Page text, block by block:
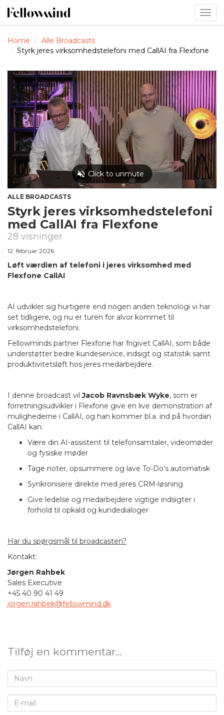
Home
Alle Broadcasts
Styrk jeres virksomhedstelefoni med CallAI fra Flexfone
ALLE BROADCASTS
Styrk jeres virksomhedstelefoni
med CallAI fra Flexfone
28 visninger
12. februar 2026
Løft værdien af telefoni i jeres virksomhed med
Flexfone CallAI
AI udvikler sig hurtigere end nogen anden teknologi vi har
set tidligere, og nu er turen for alvor kommet til
virksomhedstelefoni.
Fellowminds partner Flexfone har frigivet CallAI, som både
understøtter bedre kundeservice, indsigt og statistik samt
produktivitetsløft hos jeres medarbejdere.
I denne broadcast vilJacob Ravnsbæk Wyke, som er
forretningsudvikler i Flexfone give en live demonstration af
mulighederne i CallAI, og han kommer bl.a. ind på hvordan
CallAI kan:
Være din AI-assistent til telefonsamtaler, videomøder
og fysiske møder
Tage noter, opsummere og lave To-Do’s automatisk
Synkronisere direkte med jeres CRM-løsning
Give ledelse og medarbejdere vigtige indsigter i
forhold til opkald og kundedialoger
Har du spørgsmål til broadcasten?
Kontakt:
Jørgen Rahbek
Sales Executive
+45 40 90 41 49
jorgen.rahbek@fellowmind.dk
Tilføj en kommentar...
Navn
mail